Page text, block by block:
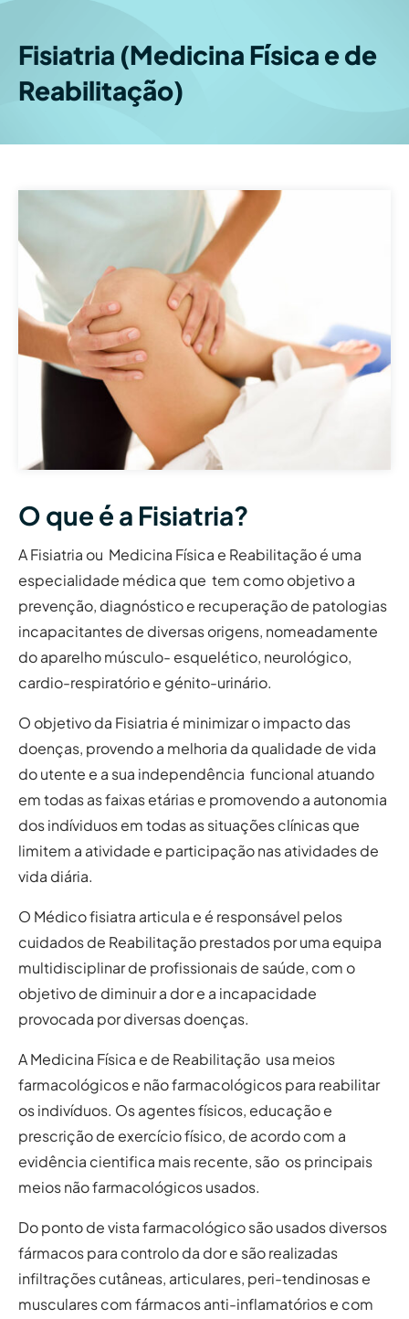
Fisiatria (Medicina Física e de
Reabilitação)
O que é a Fisiatria?
A Fisiatria ou Medicina Física e Reabilitação é uma
especialidade médica que tem como objetivo a
prevenção, diagnóstico e recuperação de patologias
incapacitantes de diversas origens, nomeadamente
do aparelho músculo- esquelético, neurológico,
cardio-respiratório e génito-urinário.
O objetivo da Fisiatria é minimizar o impacto das
doenças, provendo a melhoria da qualidade de vida
do utente e a sua independência funcional atuando
em todas as faixas etárias e promovendo a autonomia
dos indíviduos em todas as situações clínicas que
limitem a atividade e participação nas atividades de
vida diária.
O Médico fisiatra articula e é responsável pelos
cuidados de Reabilitação prestados por uma equipa
multidisciplinar de profissionais de saúde, com o
objetivo de diminuir a dor e a incapacidade
provocada por diversas doenças.
A Medicina Física e de Reabilitação usa meios
farmacológicos e não farmacológicos para reabilitar
os indivíduos. Os agentes físicos, educação e
prescrição de exercício físico, de acordo com a
evidência cientifica mais recente, são os principais
meios não farmacológicos usados.
Do ponto de vista farmacológico são usados diversos
fármacos para controlo da dor e são realizadas
infiltrações cutâneas, articulares, peri-tendinosas e
musculares com fármacos anti-inflamatórios e com